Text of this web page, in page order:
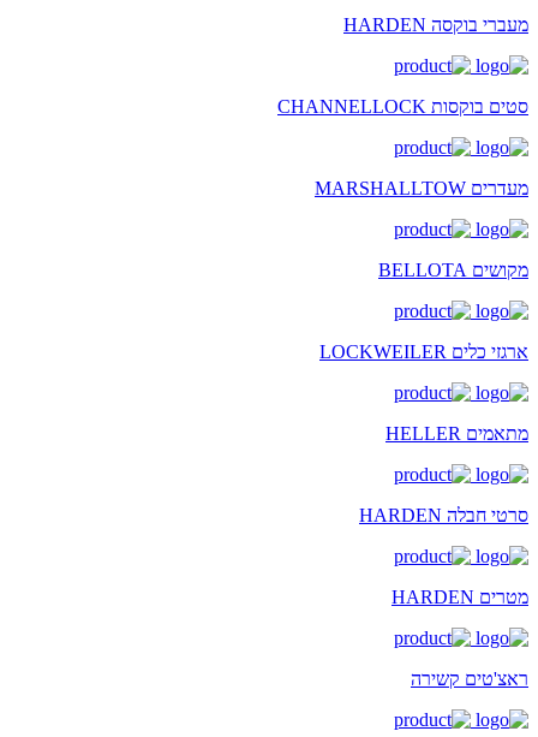
מעברי בוקסה HARDEN
סטים בוקסות CHANNELLOCK
מעדרים MARSHALLTOW
מקושים BELLOTA
ארגזי כלים LOCKWEILER
מתאמים HELLER
סרטי חבלה HARDEN
מטרים HARDEN
ראצ'טים קשירה